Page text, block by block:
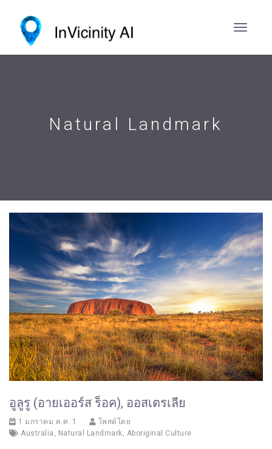
Natural Landmark
อูลูรู (อายเออร์ส ร็อค), ออสเตรเลีย
1 มกราคม ค.ศ. 1
โพสต์โดย
Australia , Natural Landmark, Aboriginal Culture